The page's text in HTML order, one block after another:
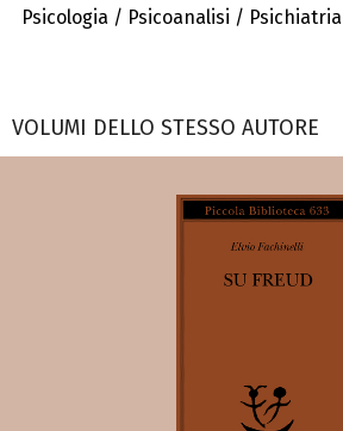
Psicologia / Psicoanalisi / Psichiatria
VOLUMI DELLO STESSO AUTORE